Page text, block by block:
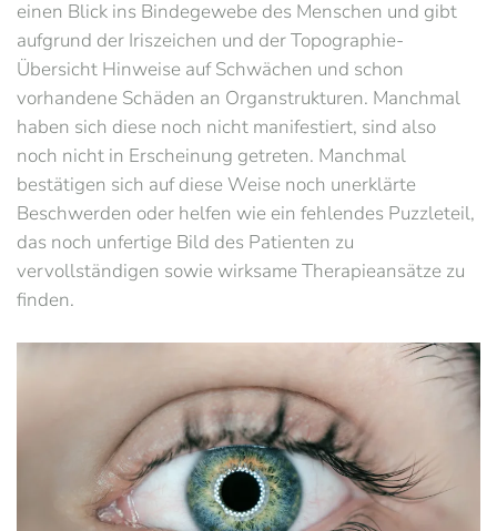
einen Blick ins Bindegewebe des Menschen und gibt
aufgrund der Iriszeichen und der Topographie-
Übersicht Hinweise auf Schwächen und schon
vorhandene Schäden an Organstrukturen. Manchmal
haben sich diese noch nicht manifestiert, sind also
noch nicht in Erscheinung getreten. Manchmal
bestätigen sich auf diese Weise noch unerklärte
Beschwerden oder helfen wie ein fehlendes Puzzleteil,
das noch unfertige Bild des Patienten zu
vervollständigen sowie wirksame Therapieansätze zu
finden.